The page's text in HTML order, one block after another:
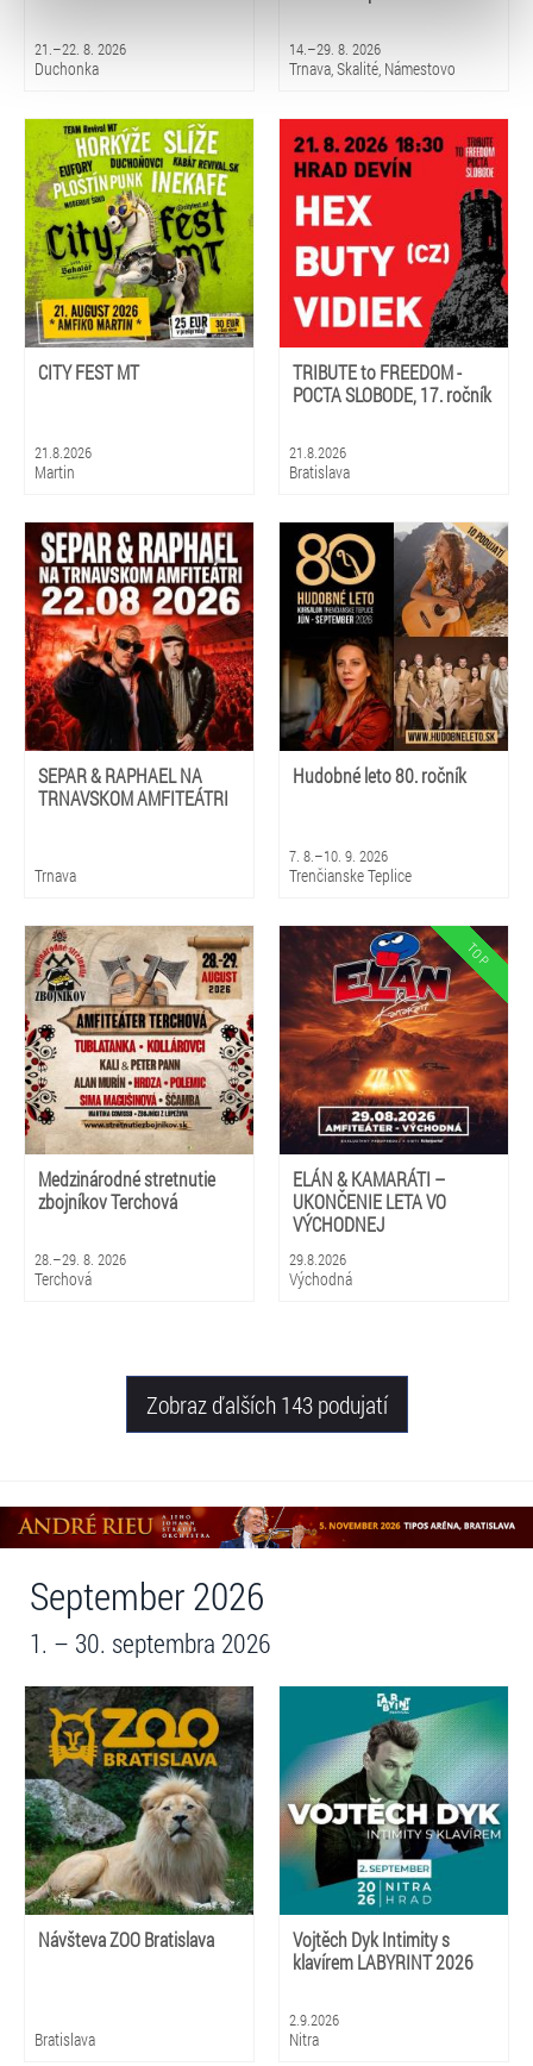
volbu můžete kdykoliv změnit v zápatí stránky v záložce
21.–22. 8. 2026
Duchonka
14.–29. 8. 2026
Trnava, Skalité, Námestovo
CITY FEST MT
21.8.2026
Martin
TRIBUTE to FREEDOM -
POCTA SLOBODE, 17. ročník
21.8.2026
Bratislava
SEPAR & RAPHAEL NA
TRNAVSKOM AMFITEÁTRI
Trnava
Hudobné leto 80. ročník
7. 8.–10. 9. 2026
Trenčianske Teplice
Medzinárodné stretnutie
zbojníkov Terchová
28.–29. 8. 2026
Terchová
ELÁN & KAMARÁTI –
UKONČENIE LETA VO
VÝCHODNEJ
29.8.2026
Východná
Zobraz ďalších 143 podujatí
September 2026
1. – 30. septembra 2026
Návšteva ZOO Bratislava
Bratislava
Vojtěch Dyk Intimity s
klavírem LABYRINT 2026
2.9.2026
Nitra